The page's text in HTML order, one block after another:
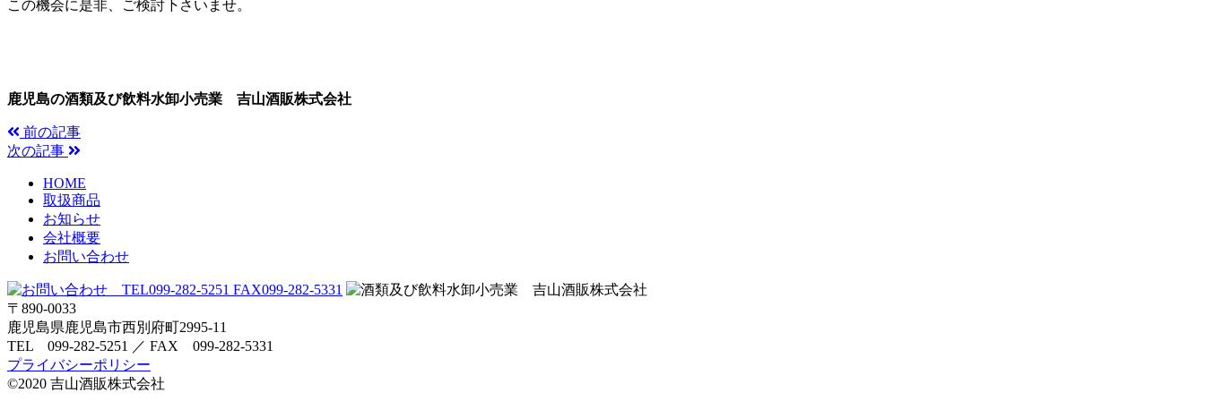
この機会に是非、ご検討下さいませ。
鹿児島の酒類及び飲料水卸小売業 吉山酒販株式会社
前の記事
次の記事
HOME
取扱商品
お知らせ
会社概要
お問い合わせ
〒890-0033
鹿児島県鹿児島市西別府町2995-11
TEL 099-282-5251 ／ FAX 099-282-5331
プライバシーポリシー
©2020 吉山酒販株式会社